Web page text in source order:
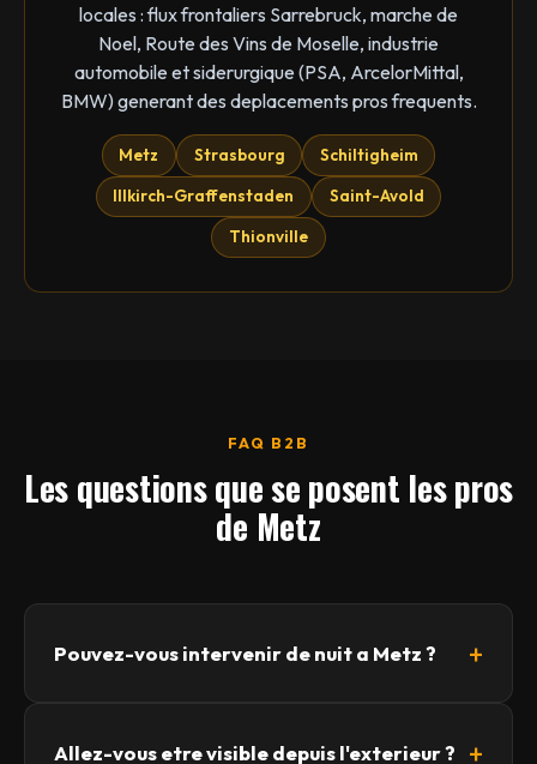
locales : flux frontaliers Sarrebruck, marche de
Noel, Route des Vins de Moselle, industrie
automobile et siderurgique (PSA, ArcelorMittal,
BMW) generant des deplacements pros frequents.
Metz Strasbourg
Schiltigheim
Illkirch-Graffenstaden
Saint-Avold
Thionville
FAQ B2B
Les questions que se posent les pros
de Metz
Pouvez-vous intervenir de nuit a Metz ?
Allez-vous etre visible depuis l'exterieur ?